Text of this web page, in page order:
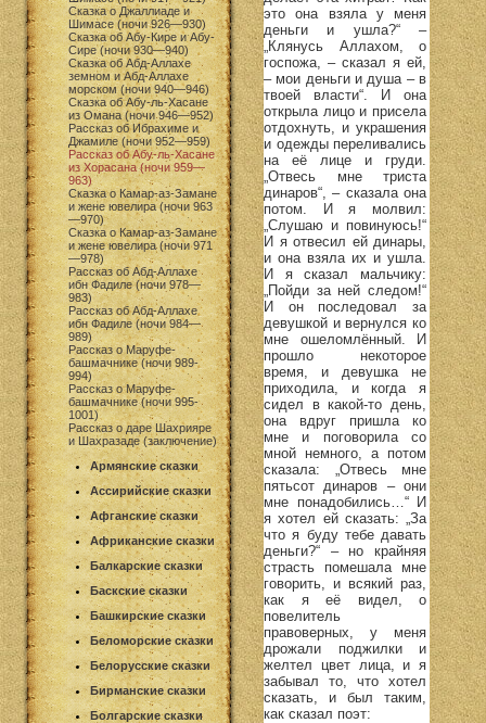
Сказка о Джаллиаде и
Шимасе (ночи 926—930)
Сказка об Абу-Кире и Абу-
Сире (ночи 930—940)
Сказка об Абд-Аллахе
земном и Абд-Аллахе
морском (ночи 940—946)
Сказка об Абу-ль-Хасане
из Омана (ночи 946—952)
Рассказ об Ибрахиме и
Джамиле (ночи 952—959)
Рассказ об Абу-ль-Хасане
из Хорасана (ночи 959—
963)
Сказка о Камар-аз-Замане
и жене ювелира (ночи 963
—970)
Сказка о Камар-аз-Замане
и жене ювелира (ночи 971
—978)
Рассказ об Абд-Аллахе
ибн Фадиле (ночи 978—
983)
Рассказ об Абд-Аллахе
ибн Фадиле (ночи 984—
989)
Рассказ о Маруфе-
башмачнике (ночи 989-
994)
Рассказ о Маруфе-
башмачнике (ночи 995-
1001)
Рассказ о даре Шахрияре
и Шахразаде (заключение)
Армянские сказки
Ассирийские сказки
Афганские сказки
Африканские сказки
Балкарские сказки
Баскские сказки
Башкирские сказки
Беломорские сказки
Белорусские сказки
Бирманские сказки
Болгарские сказки
это она взяла у меня
деньги и ушла?“ –
„Клянусь Аллахом, о
госпожа, – сказал я ей,
– мои деньги и душа – в
твоей власти“. И она
открыла лицо и присела
отдохнуть, и украшения
и одежды переливались
на её лице и груди.
„Отвесь мне триста
динаров“, – сказала она
потом. И я молвил:
„Слушаю и повинуюсь!“
И я отвесил ей динары,
и она взяла их и ушла.
И я сказал мальчику:
„Пойди за ней следом!“
И он последовал за
девушкой и вернулся ко
мне ошеломлённый. И
прошло некоторое
время, и девушка не
приходила, и когда я
сидел в какой-то день,
она вдруг пришла ко
мне и поговорила со
мной немного, а потом
сказала: „Отвесь мне
пятьсот динаров – они
мне понадобились…“ И
я хотел ей сказать: „За
что я буду тебе давать
деньги?“ – но крайняя
страсть помешала мне
говорить, и всякий раз,
как я её видел, о
повелитель
правоверных, у меня
дрожали поджилки и
желтел цвет лица, и я
забывал то, что хотел
сказать, и был таким,
как сказал поэт: